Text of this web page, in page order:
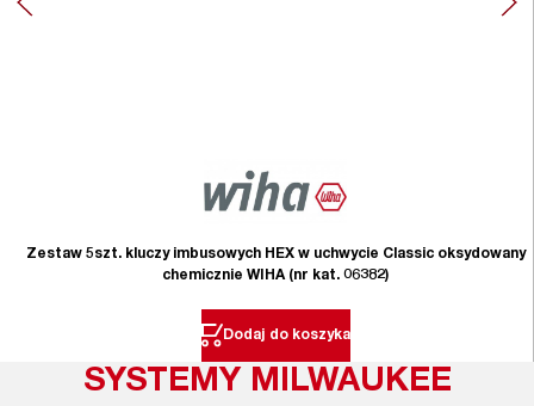
Zestaw 5szt. kluczy imbusowych HEX w uchwycie Classic oksydowany
chemicznie WIHA (nr kat. 06382)
Dodaj do koszyka
SYSTEMY MILWAUKEE